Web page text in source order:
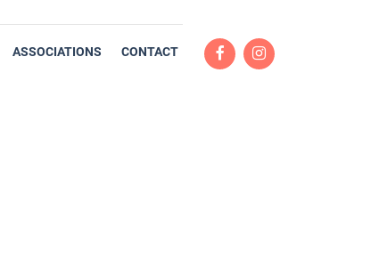
ASSOCIATIONS CONTACT